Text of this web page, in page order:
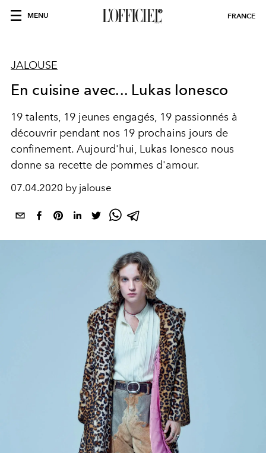
MENU FRANCE
JALOUSE
En cuisine avec... Lukas Ionesco
19 talents, 19 jeunes engagés, 19 passionnés à
découvrir pendant nos 19 prochains jours de
confinement. Aujourd'hui, Lukas Ionesco nous
donne sa recette de pommes d'amour.
07.04.2020 by jalouse